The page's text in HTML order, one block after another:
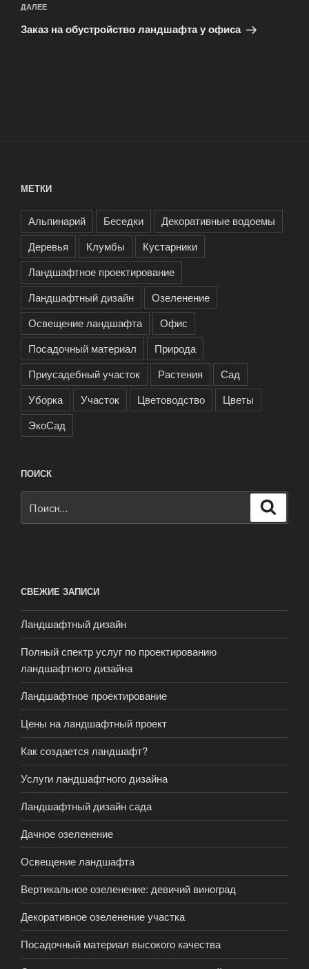
Следующая
запись
ДАЛЕЕ
Заказ на обустройство ландшафта у офиса
МЕТКИ
Альпинарий Беседки
Декоративные водоемы
Деревья
Клумбы
Кустарники
Ландшафтное проектирование
Ландшафтный дизайн
Озеленение
Освещение ландшафта
Офис
Посадочный материал
Природа
Приусадебный участок
Растения
Сад
Уборка
Участок Цветоводство
Цветы
ЭкоСад
ПОИСК
СВЕЖИЕ ЗАПИСИ
Ландшафтный дизайн
Полный спектр услуг по проектированию
ландшафтного дизайна
Ландшафтное проектирование
Цены на ландшафтный проект
Как создается ландшафт?
Услуги ландшафтного дизайна
Ландшафтный дизайн сада
Дачное озеленение
Освещение ландшафта
Вертикальное озеленение: девичий виноград
Декоративное озеленение участка
Посадочный материал высокого качества